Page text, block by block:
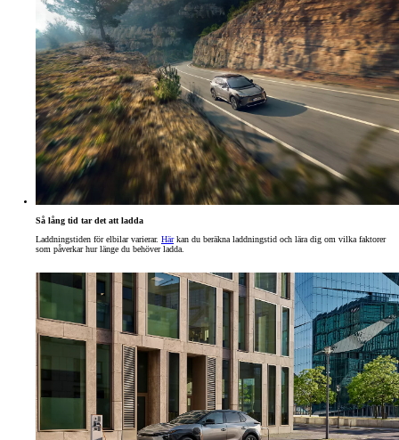
Så lång tid tar det att ladda
Laddningstiden för elbilar varierar. Härkan du beräkna laddningstid och lära dig om vilka faktorer
som påverkar hur länge du behöver ladda.